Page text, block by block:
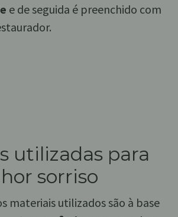
e de seguida é preenchido com
utilizadas para
sorriso
materiais utilizados são à base